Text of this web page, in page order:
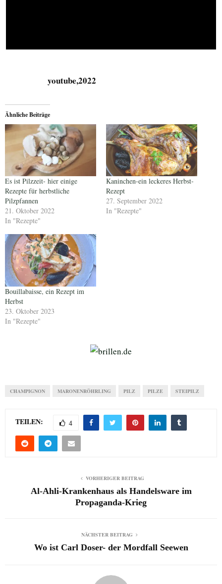
youtube,2022
Ähnliche Beiträge
Es ist Pilzzeit- hier einige
Rezepte für herbstliche
Pilzpfannen
21. Oktober 2022
In "Rezepte"
Kaninchen-ein leckeres Herbst-
Rezept
27. September 2022
In "Rezepte"
Bouillabaisse, ein Rezept im
Herbst
23. Oktober 2023
In "Rezepte"
CHAMPIGNON MARONENRÖHRLING PILZ PILZE STEIPILZ
TEILEN: 4
VORHERIGER BEITRAG
Al-Ahli-Krankenhaus als Handelsware im
Propaganda-Krieg
NÄCHSTER BEITRAG
Wo ist Carl Doser- der Mordfall Seewen